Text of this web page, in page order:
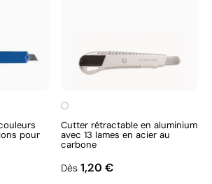
pour
Cutter rétractable en aluminium
avec 13 lames en acier au
carbone
Dès 1,20 €